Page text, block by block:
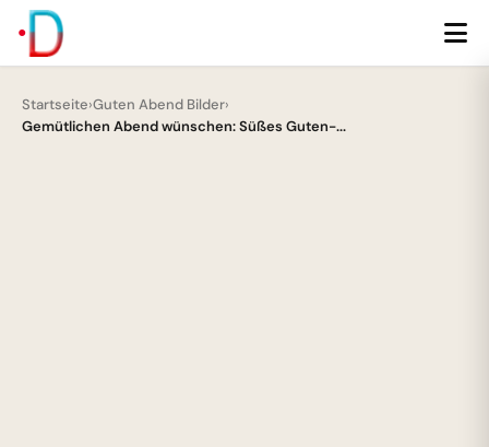
Startseite›Guten Abend Bilder›
Gemütlichen Abend wünschen: Süßes Guten-...